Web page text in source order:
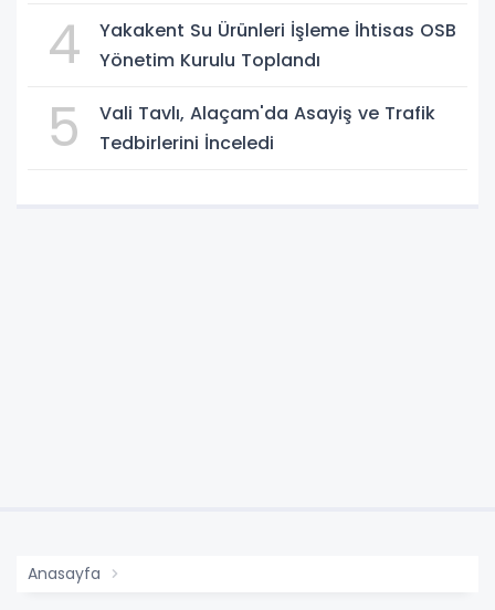
4
Yakakent Su Ürünleri İşleme İhtisas OSB
Yönetim Kurulu Toplandı
5
Vali Tavlı, Alaçam'da Asayiş ve Trafik
Tedbirlerini İnceledi
Anasayfa